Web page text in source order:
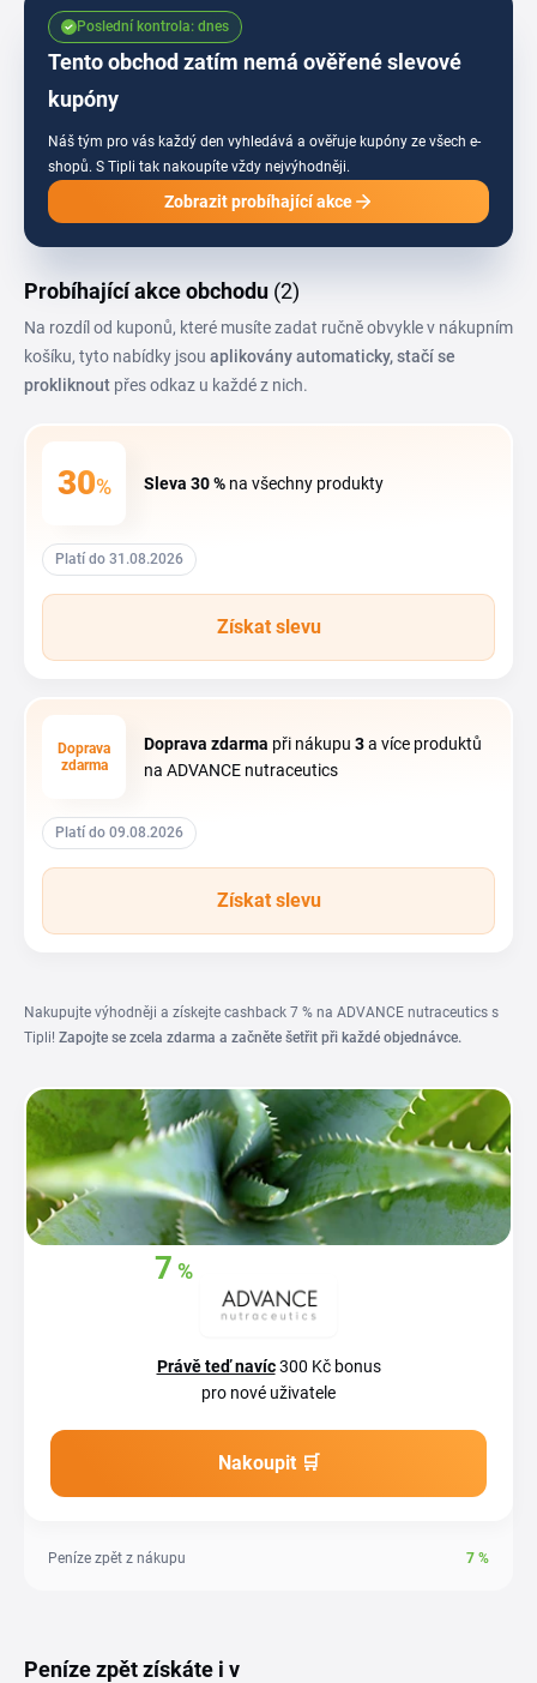
před každým nákupem, ať ti neuteče žádná výhodná nabídka na doplňky,
které právě potřebuješ.
Tento obchod zatím nemá ověřené slevové
kupóny
Náš tým pro vás každý den vyhledává a ověřuje kupóny ze všech e-
shopů. S Tipli tak nakoupíte vždy nejvýhodněji.
Poslední kontrola: dnes
Zobrazit probíhající akce
Probíhající akce obchodu (2)
Na rozdíl od kuponů, které musíte zadat ručně obvykle v nákupním
košíku, tyto nabídky jsou aplikovány automaticky, stačí se
prokliknout přes odkaz u každé z nich.
30% Sleva 30 % na všechny produkty
Platí do 31.08.2026
Získat slevu
Doprava
zdarma
Doprava zdarma při nákupu 3a více produktů
na ADVANCE nutraceutics
Platí do 09.08.2026
Získat slevu
Nakupujte výhodněji a získejte cashback 7 % na ADVANCE nutraceutics s
Tipli! Zapojte se zcela zdarma a začněte šetřit při každé objednávce.
7 %z
Právě teď navíc300 Kč bonus
pro nové uživatele
Nakoupit 🛒
Peníze zpět z nákupu 7 %
Peníze zpět získáte i v